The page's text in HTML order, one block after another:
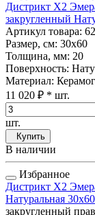
Дистрикт Х2
закругленный
Артикул товара:
Размер, см: 30x60
Толщина, мм: 20
Поверхность:
Материал:
11 020 ₽ * шт.
шт.
Купить
В наличии
Избранное
Дистрикт Х2
Натуральная 30x60
закругленный